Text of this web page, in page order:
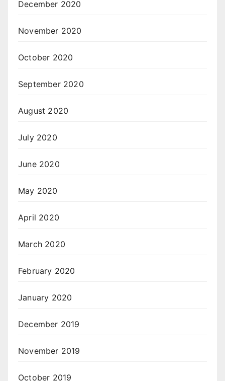
December 2020
November 2020
October 2020
September 2020
August 2020
July 2020
June 2020
May 2020
April 2020
March 2020
February 2020
January 2020
December 2019
November 2019
October 2019